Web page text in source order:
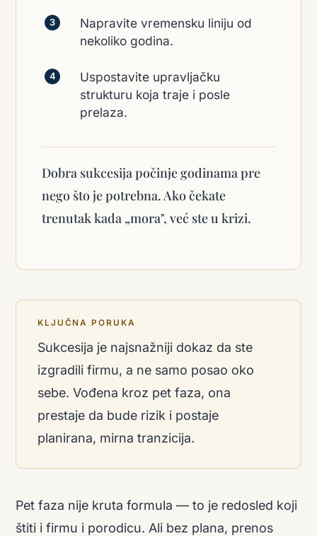
Napravite vremensku liniju od
nekoliko godina.
Uspostavite upravljačku
strukturu koja traje i posle
prelaza.
Dobra sukcesija počinje godinama pre
nego što je potrebna. Ako čekate
trenutak kada „mora", već ste u krizi.
KLJUČNA PORUKA
Sukcesija je najsnažniji dokaz da ste
izgradili firmu, a ne samo posao oko
sebe. Vođena kroz pet faza, ona
prestaje da bude rizik i postaje
planirana, mirna tranzicija.
Pet faza nije kruta formula — to je redosled koji
štiti i firmu i porodicu. Ali bez plana, prenos